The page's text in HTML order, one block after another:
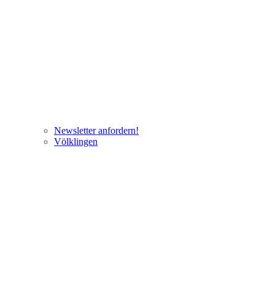
Newsletter anfordern!
Völklingen